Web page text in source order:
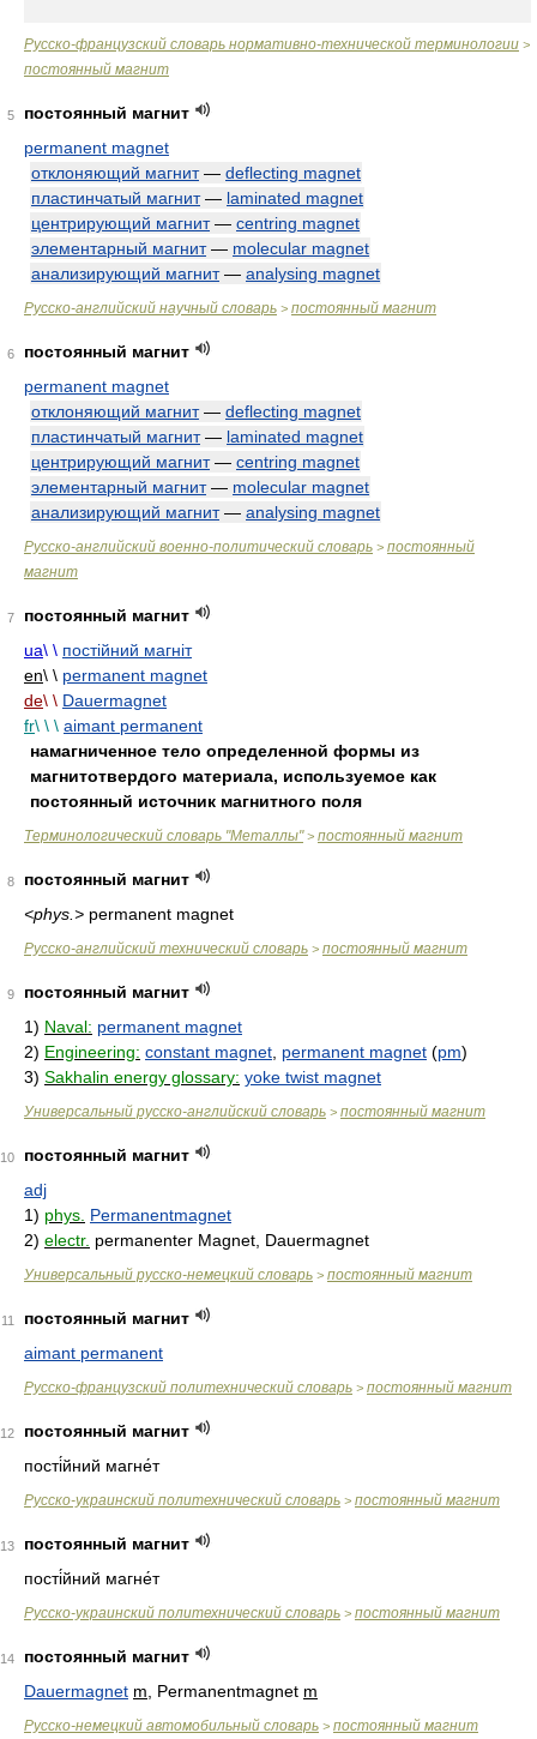
Русско-французский словарь нормативно-технической терминологии >
постоянный магнит
5
постоянный магнит
permanent magnet
отклоняющий магнит— deflecting magnet
пластинчатый магнит— laminated magnet
центрирующий магнит— centring magnet
элементарный магнит— molecular magnet
анализирующий магнит— analysing magnet
Русско-английский научный словарь > постоянный магнит
6
постоянный магнит
permanent magnet
отклоняющий магнит— deflecting magnet
пластинчатый магнит— laminated magnet
центрирующий магнит — centring magnet
элементарный магнит— molecular magnet
анализирующий магнит— analysing magnet
Русско-английский военно-политический словарь > постоянный
магнит
7
постоянный магнит
ua\ \ постійний магніт
en\ \ permanent magnet
de\ \ Dauermagnet
fr\ \ \ aimant permanent
намагниченное тело определенной формы из
магнитотвердого материала, используемое как
постоянный источник магнитного поля
Терминологический словарь "Металлы"> постоянный магнит
8
постоянный магнит
<phys.> permanent magnet
Русско-английский технический словарь > постоянный магнит
9
постоянный магнит
1) Naval: permanent magnet
2) Engineering: constant magnet permanent magnet (pm)
3) Sakhalin energy glossary: yoke twist magnet
Универсальный русско-английский словарь > постоянный магнит
10
постоянный магнит
adj
1) phys. Permanentmagnet
2) electr. permanenter Magnet, Dauermagnet
Универсальный русско-немецкий словарь > постоянный магнит
11
постоянный магнит
aimant permanent
Русско-французский политехнический словарь > постоянный магнит
12
постоянный магнит
пості́йний магне́т
Русско-украинский политехнический словарь > постоянный магнит
13
постоянный магнит
пості́йний магне́т
Русско-украинский политехнический словарь > постоянный магнит
14
постоянный магнит
Dauermagnet m , Permanentmagnet m
Русско-немецкий автомобильный словарь > постоянный магнит